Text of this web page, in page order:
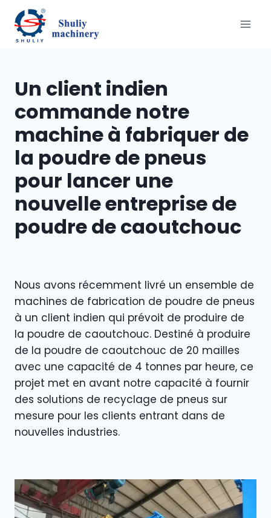
contenu
Un client indien
commande notre
machine à fabriquer de
la poudre de pneus
pour lancer une
nouvelle entreprise de
poudre de caoutchouc
Nous avons récemment livré un ensemble de
machines de fabrication de poudre de pneus
à un client indien qui prévoit de produire de
la poudre de caoutchouc. Destiné à produire
de la poudre de caoutchouc de 20 mailles
avec une capacité de 4 tonnes par heure, ce
projet met en avant notre capacité à fournir
des solutions de recyclage de pneus sur
mesure pour les clients entrant dans de
nouvelles industries.